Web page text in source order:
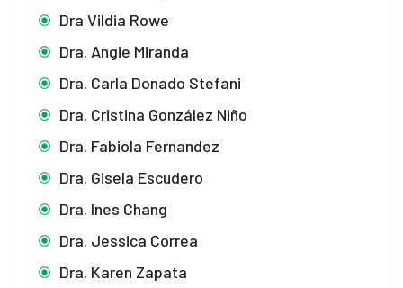
Dra Vildia Rowe
Dra. Angie Miranda
Dra. Carla Donado Stefani
Dra. Cristina González Niño
Dra. Fabiola Fernandez
Dra. Gisela Escudero
Dra. Ines Chang
Dra. Jessica Correa
Dra. Karen Zapata